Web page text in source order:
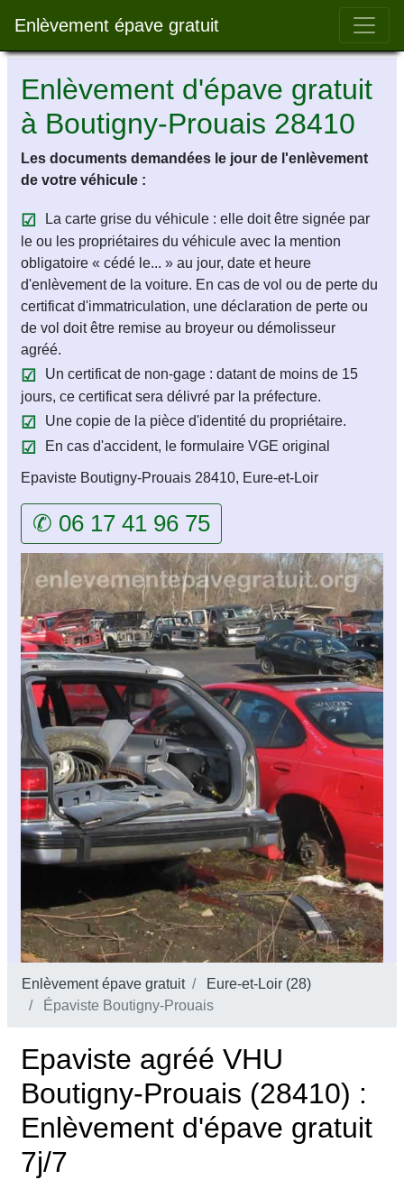
Enlèvement épave gratuit Bar
Enlèvement d'épave gratuit
à Boutigny-Prouais 28410
Les documents demandées le jour de l'enlèvement
de votre véhicule :
La carte grise du véhicule : elle doit être signée par
le ou les propriétaires du véhicule avec la mention
obligatoire « cédé le... » au jour, date et heure
d'enlèvement de la voiture. En cas de vol ou de perte du
certificat d'immatriculation, une déclaration de perte ou
de vol doit être remise au broyeur ou démolisseur
agréé.
Un certificat de non-gage : datant de moins de 15
jours, ce certificat sera délivré par la préfecture.
Une copie de la pièce d'identité du propriétaire.
En cas d'accident, le formulaire VGE original
Epaviste Boutigny-Prouais 28410, Eure-et-Loir
✆ 06 17 41 96 75
Enlèvement épave gratuit
Eure-et-Loir (28)
Épaviste Boutigny-Prouais
Epaviste agréé VHU
Boutigny-Prouais (28410) :
Enlèvement d'épave gratuit
7j/7